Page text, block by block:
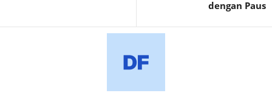
dengan Paus